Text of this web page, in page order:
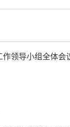
领导小组全体会